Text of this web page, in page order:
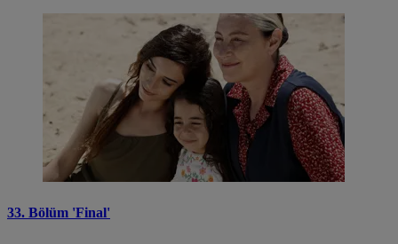
33. Bölüm 'Final'